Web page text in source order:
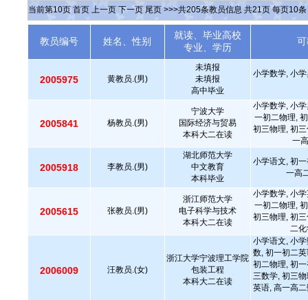
当前第10页 首页 上一页 下一页 尾页 >>>共205条教员信息 共21页 每页10条
教员编号 姓名、性别
就读、毕业高校
专业、学历
2005975 黄教员.(男)
未填报
未填报
高中毕业
小学数学, 小
2005841 杨教员.(男)
宁波大学
国际经济与贸易
本科大二在读
小学数学, 小
一初二物理,
初三物理, 初
一
2005918 李教员.(男)
湖北师范大学
中文教育
本科毕业
小学语文, 初
一高
2005615 张教员.(男)
浙江师范大学
电子科学与技术
本科大二在读
小学数学, 小
一初二物理,
初三物理, 初
二
2006009 汪教员.(女)
浙江大学宁波理工学院
包装工程
本科大二在读
小学语文, 小
数, 初一初二
初二物理, 初
三数学, 初三
英语, 高一高